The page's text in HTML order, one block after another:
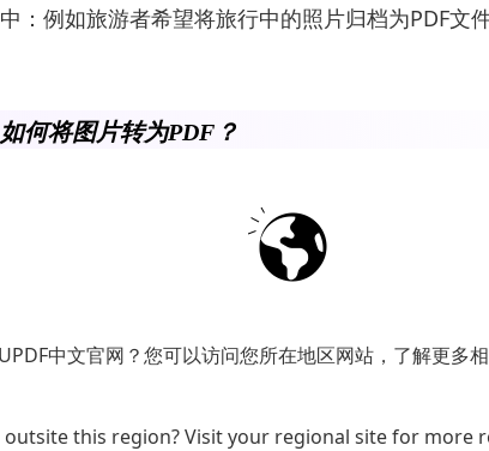
中文官网？您可以访问您所在地区网站，了解更多
outsite this region? Visit your regional site for more
：例如旅游者希望将旅行中的照片归档为PDF文
何将图片转为PDF？
转PDF的操作时，有多种工具可供选择。以下是几
是一款领先的PDF编辑和格式转换工具，支持
费版为用户提供了基本的格式转换功能。